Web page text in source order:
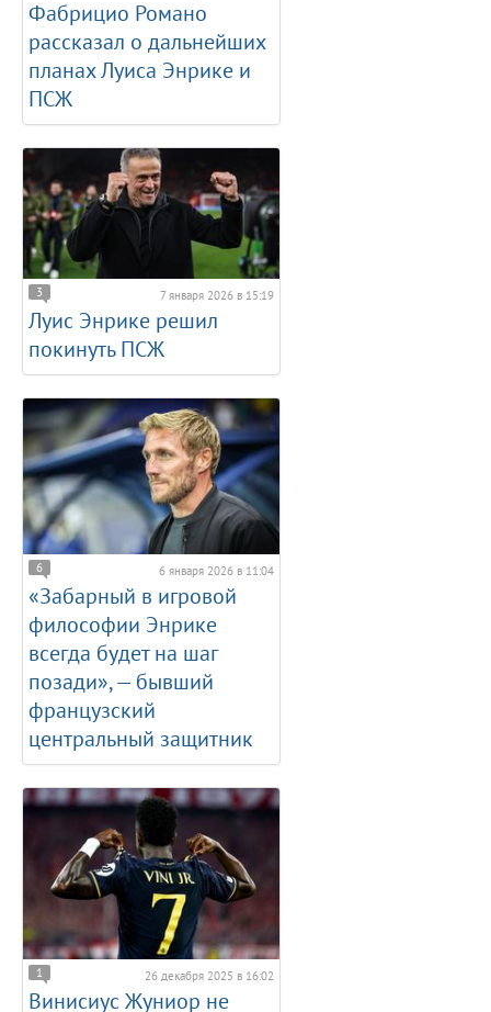
Фабрицио Романо
рассказал о дальнейших
планах Луиса Энрике и
ПСЖ
3 7 января 2026 в 15:19
Луис Энрике решил
покинуть ПСЖ
6 6 января 2026 в 11:04
«Забарный в игровой
философии Энрике
всегда будет на шаг
позади», — бывший
французский
центральный защитник
1 26 декабря 2025 в 16:02
Винисиус Жуниор не